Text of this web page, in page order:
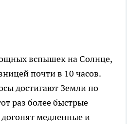
вспышек на Солнце,
почти в 10 часов.
достигают Земли по
раз более быстрые
медленные и